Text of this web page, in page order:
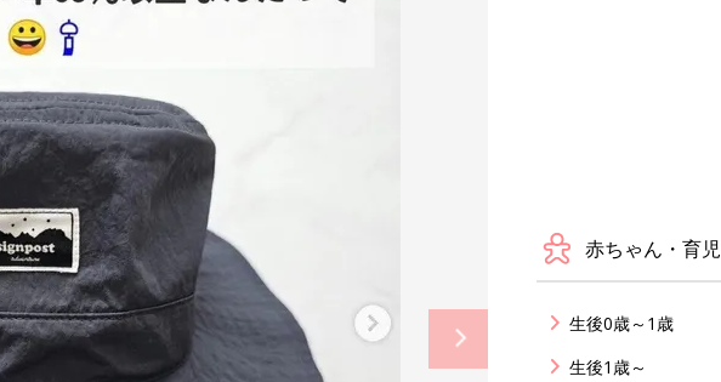
赤ちゃん・育児
生後0歳～1歳
生後1歳～